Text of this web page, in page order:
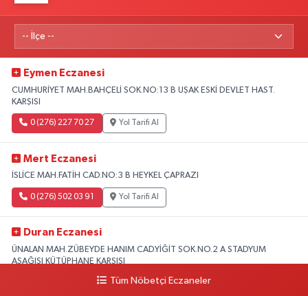
Eymen Eczanesi
CUMHURİYET MAH.BAHÇELİ SOK.NO:13 B UŞAK ESKİ DEVLET HAST.
KARŞISI
0 (276) 227 70 27 Yol Tarifi Al
Mert Eczanesi
İSLİCE MAH.FATİH CAD.NO:3 B HEYKEL ÇAPRAZI
0 (276) 502 03 91 Yol Tarifi Al
Duran Eczanesi
ÜNALAN MAH.ZÜBEYDE HANIM CAD.YİĞİT SOK.NO.2 A STADYUM
AŞAĞISI KÜTÜPHANE KARŞISI
Yol Tarifi Al
Tüm Nöbetçi Eczaneler